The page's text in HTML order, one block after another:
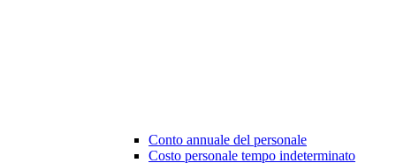
Conto annuale del personale
Costo personale tempo indeterminato